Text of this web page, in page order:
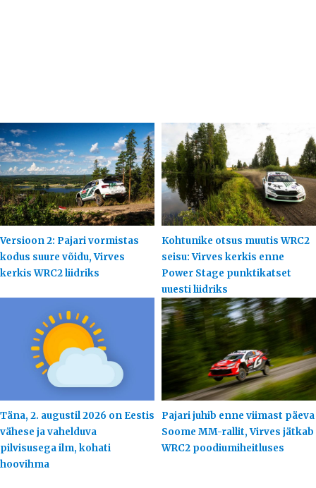
Versioon 2: Pajari vormistas
kodus suure võidu, Virves
kerkis WRC2 liidriks
Kohtunike otsus muutis WRC2
seisu: Virves kerkis enne
Power Stage punktikatset
uuesti liidriks
Täna, 2. augustil 2026 on Eestis
vähese ja vahelduva
pilvisusega ilm, kohati
hoovihma
Pajari juhib enne viimast päeva
Soome MM-rallit, Virves jätkab
WRC2 poodiumiheitluses